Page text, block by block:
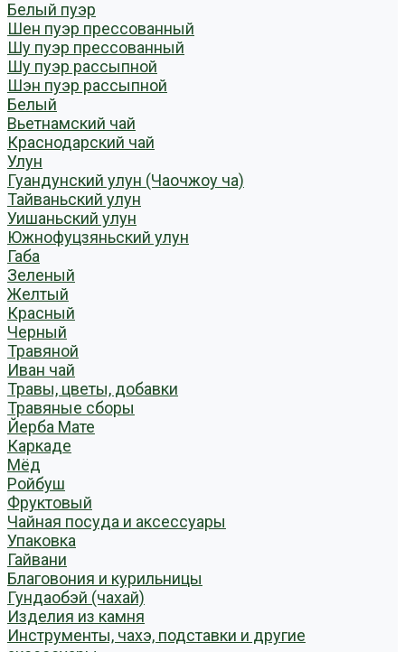
Белый пуэр
Шен пуэр прессованный
Шу пуэр прессованный
Шу пуэр рассыпной
Шэн пуэр рассыпной
Белый
Вьетнамский чай
Краснодарский чай
Улун
Гуандунский улун (Чаочжоу ча)
Тайваньский улун
Уишаньский улун
Южнофуцзяньский улун
Габа
Зеленый
Желтый
Красный
Черный
Травяной
Иван чай
Травы, цветы, добавки
Травяные сборы
Йерба Мате
Каркаде
Мёд
Ройбуш
Фруктовый
Чайная посуда и аксессуары
Упаковка
Гайвани
Благовония и курильницы
Гундаобэй (чахай)
Изделия из камня
Инструменты, чахэ, подставки и другие